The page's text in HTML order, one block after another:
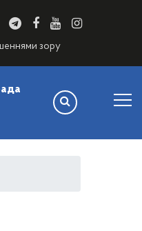
зору